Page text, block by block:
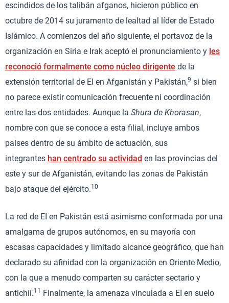
escindidos de los talibán afganos, hicieron público en
octubre de 2014 su juramento de lealtad al líder de Estado
Islámico. A comienzos del año siguiente, el portavoz de la
organización en Siria e Irak aceptó el pronunciamiento y les
reconoció formalmente como núcleo dirigente de la
extensión territorial de EI en Afganistán y Pakistán,9 si bien
no parece existir comunicación frecuente ni coordinación
entre las dos entidades. Aunque la Shura de Khorasan,
nombre con que se conoce a esta filial, incluye ambos
países dentro de su ámbito de actuación, sus
integrantes han centrado su actividad en las provincias del
este y sur de Afganistán, evitando las zonas de Pakistán
bajo ataque del ejército.10
La red de EI en Pakistán está asimismo conformada por una
amalgama de grupos autónomos, en su mayoría con
escasas capacidades y limitado alcance geográfico, que han
declarado su afinidad con la organización en Oriente Medio,
con la que a menudo comparten su carácter sectario y
antichií.11
Finalmente, la amenaza vinculada a EI en suelo